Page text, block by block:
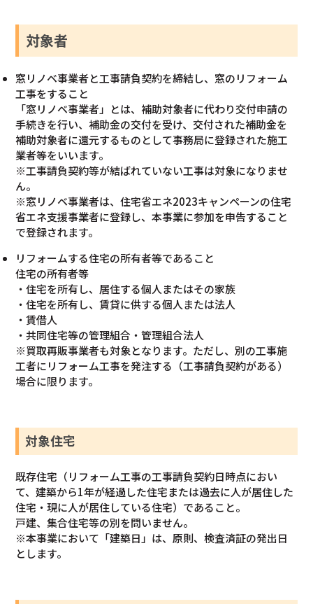
対象者
窓リノベ事業者と工事請負契約を締結し、窓のリフォーム
工事をすること
「窓リノベ事業者」とは、補助対象者に代わり交付申請の
手続きを行い、補助金の交付を受け、交付された補助金を
補助対象者に還元するものとして事務局に登録された施工
業者等をいいます。
※工事請負契約等が結ばれていない工事は対象になりませ
ん。
※窓リノベ事業者は、住宅省エネ2023キャンペーンの住宅
省エネ支援事業者に登録し、本事業に参加を申告すること
で登録されます。
リフォームする住宅の所有者等であること
住宅の所有者等
・住宅を所有し、居住する個人またはその家族
・住宅を所有し、賃貸に供する個人または法人
・賃借人
・共同住宅等の管理組合・管理組合法人
※買取再販事業者も対象となります。ただし、別の工事施
工者にリフォーム工事を発注する（工事請負契約がある）
場合に限ります。
対象住宅
既存住宅（リフォーム工事の工事請負契約日時点におい
て、建築から1年が経過した住宅または過去に人が居住した
住宅・現に人が居住している住宅）であること。
戸建、集合住宅​等の別を問いません。
※​本事業において「建築日」は、原則、検査済証の発出日
とします。